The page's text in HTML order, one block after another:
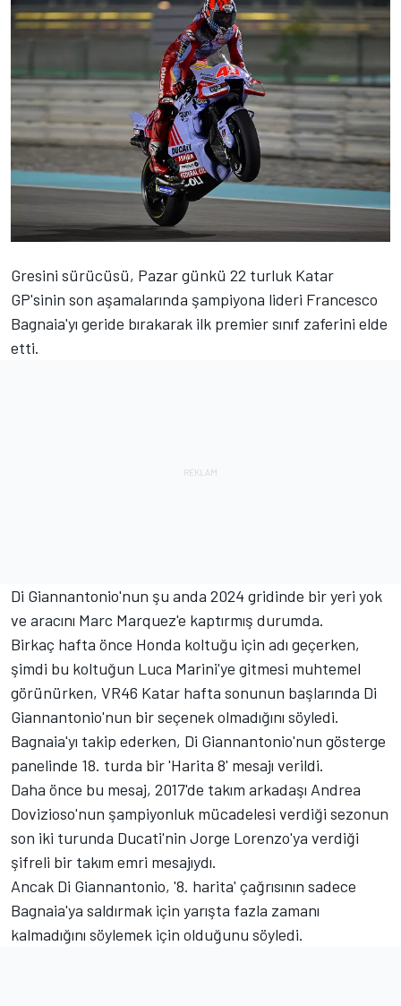
Gresini sürücüsü, Pazar günkü 22 turluk Katar
GP'sinin son aşamalarında şampiyona lideri Francesco
Bagnaia'yı geride bırakarak ilk premier sınıf zaferini elde
etti.
Di Giannantonio'nun şu anda 2024 gridinde bir yeri yok
ve aracını Marc Marquez'e kaptırmış durumda.
Birkaç hafta önce Honda koltuğu için adı geçerken,
şimdi bu koltuğun Luca Marini'ye gitmesi muhtemel
görünürken, VR46 Katar hafta sonunun başlarında Di
Giannantonio'nun bir seçenek olmadığını söyledi.
Bagnaia'yı takip ederken, Di Giannantonio'nun gösterge
panelinde 18. turda bir 'Harita 8' mesajı verildi.
Daha önce bu mesaj, 2017'de takım arkadaşı Andrea
Dovizioso'nun şampiyonluk mücadelesi verdiği sezonun
son iki turunda Ducati'nin Jorge Lorenzo'ya verdiği
şifreli bir takım emri mesajıydı.
Ancak Di Giannantonio, '8. harita' çağrısının sadece
Bagnaia'ya saldırmak için yarışta fazla zamanı
kalmadığını söylemek için olduğunu söyledi.